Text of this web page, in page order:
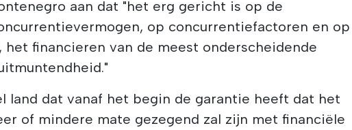
aan dat "het erg gericht is op de
op concurrentiefactoren en op
het financieren van de meest onderscheidende
land dat vanaf het begin de garantie heeft dat het
of mindere mate gezegend zal zijn met financiële